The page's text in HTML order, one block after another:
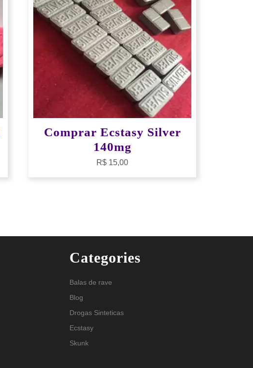
Comprar Ecstasy Silver
140mg
R$ 15,00
Categories
Balas de rave
Blog
Drogas Sinteticas
Ecstasy
Skunk